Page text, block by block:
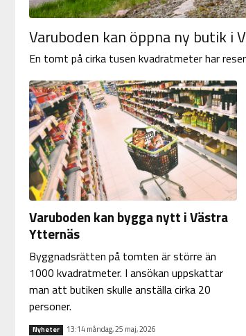
Varuboden kan öppna ny butik i
En tomt på cirka tusen kvadratmeter har
Varuboden kan bygga nytt i Västra
Ytternäs
Byggnadsrätten på tomten är större än
1000 kvadratmeter. I ansökan uppskattar
man att butiken skulle anställa cirka 20
personer.
Nyheter 13:14 måndag, 25 maj, 2026